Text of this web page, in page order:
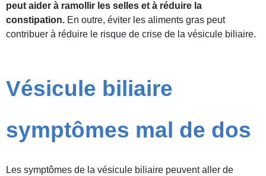
peut aider à ramollir les selles et à réduire la
constipation. En outre, éviter les aliments gras peut
contribuer à réduire le risque de crise de la vésicule biliaire.
Vésicule biliaire
symptômes mal de dos
Les symptômes de la vésicule biliaire peuvent aller de